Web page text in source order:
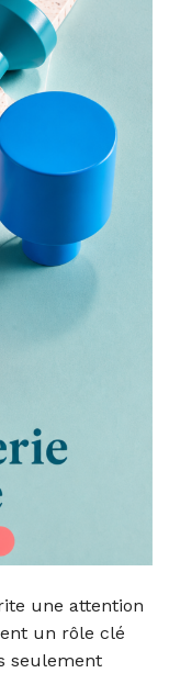
une attention
un rôle clé
seulement